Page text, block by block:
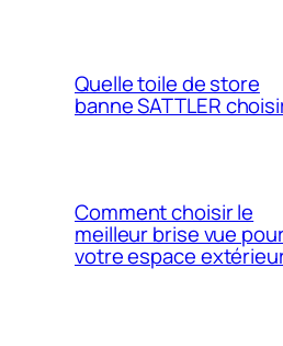
Quelle toile de store
banne SATTLER
Comment choisir le
meilleur brise vue
votre espace